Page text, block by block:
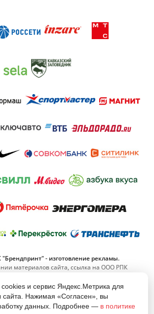
- изготовление рекламы.
материалов сайта, ссылка на ООО РПК
8 (800) 555-11-42
по РФ бесплатный)
и сервис Яндекс.Метрика для
сайта. Нажимая «Согласен», вы
данных. Подробнее — в политике